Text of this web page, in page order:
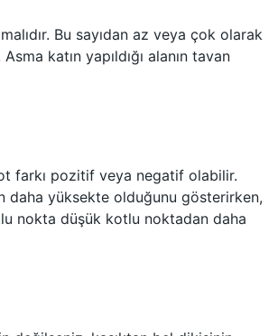
Bu sayıdan az veya çok olarak
katın yapıldığı alanın tavan
farkı pozitif veya negatif olabilir.
daha yüksekte olduğunu gösterirken,
nokta düşük kotlu noktadan daha